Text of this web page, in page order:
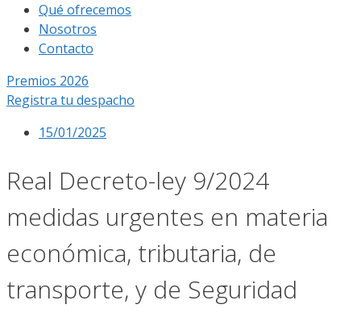
Qué ofrecemos
Nosotros
Contacto
Premios 2026
Registra tu despacho
15/01/2025
Real Decreto-ley 9/2024
medidas urgentes en materia
económica, tributaria, de
transporte, y de Seguridad